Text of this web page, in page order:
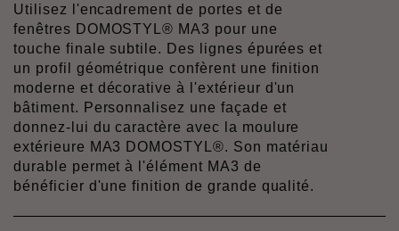
Utilisez l'encadrement de portes et de
fenêtres DOMOSTYL® MA3 pour une
touche finale subtile. Des lignes épurées et
un profil géométrique confèrent une finition
moderne et décorative à l'extérieur d'un
bâtiment. Personnalisez une façade et
donnez-lui du caractère avec la moulure
extérieure MA3 DOMOSTYL®. Son matériau
durable permet à l'élément MA3 de
bénéficier d'une finition de grande qualité.